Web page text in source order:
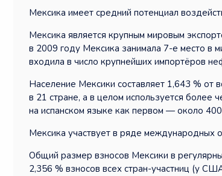
Мексика имеет средний потенциал
Мексика является крупным мировым
в 2009 году Мексика занимала 7-е место в
входила в число крупнейших импортёров
Население Мексики составляет 1,643 % от
в 21 стране, а в целом используется более
на испанском языке как первом — около
Мексика участвует в ряде
Общий размер взносов Мексики в
2,356 % взносов всех стран-участниц (у